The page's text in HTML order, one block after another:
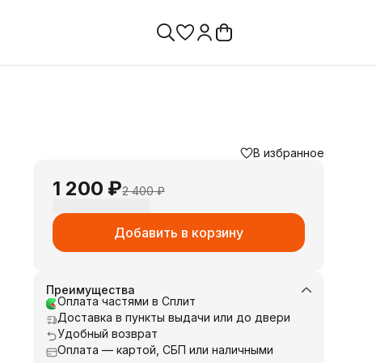
В избранное
1 200 ₽2 400 ₽
Добавить в корзину
Преимущества
Оплата частями в Сплит
Доставка в пункты выдачи или до двери
Удобный возврат
Оплата — картой, СБП или наличными